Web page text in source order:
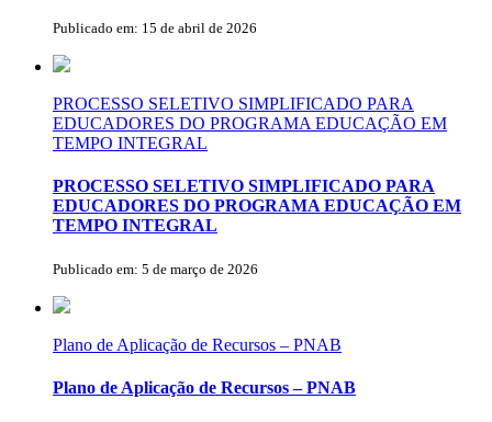
Publicado em: 15 de abril de 2026
PROCESSO SELETIVO SIMPLIFICADO PARA
EDUCADORES DO PROGRAMA EDUCAÇÃO EM
TEMPO INTEGRAL
PROCESSO SELETIVO SIMPLIFICADO PARA
EDUCADORES DO PROGRAMA EDUCAÇÃO EM
TEMPO INTEGRAL
Publicado em: 5 de março de 2026
Plano de Aplicação de Recursos – PNAB
Plano de Aplicação de Recursos – PNAB